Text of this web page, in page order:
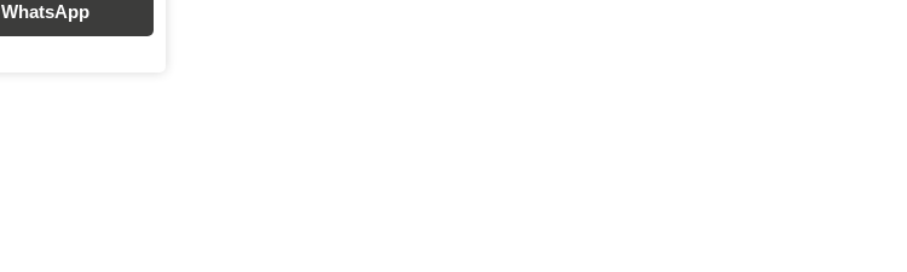
WhatsApp